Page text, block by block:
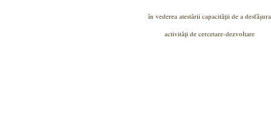
în vederea atestării capacităţii de a desfăşura
activităţi de cercetare-dezvoltare